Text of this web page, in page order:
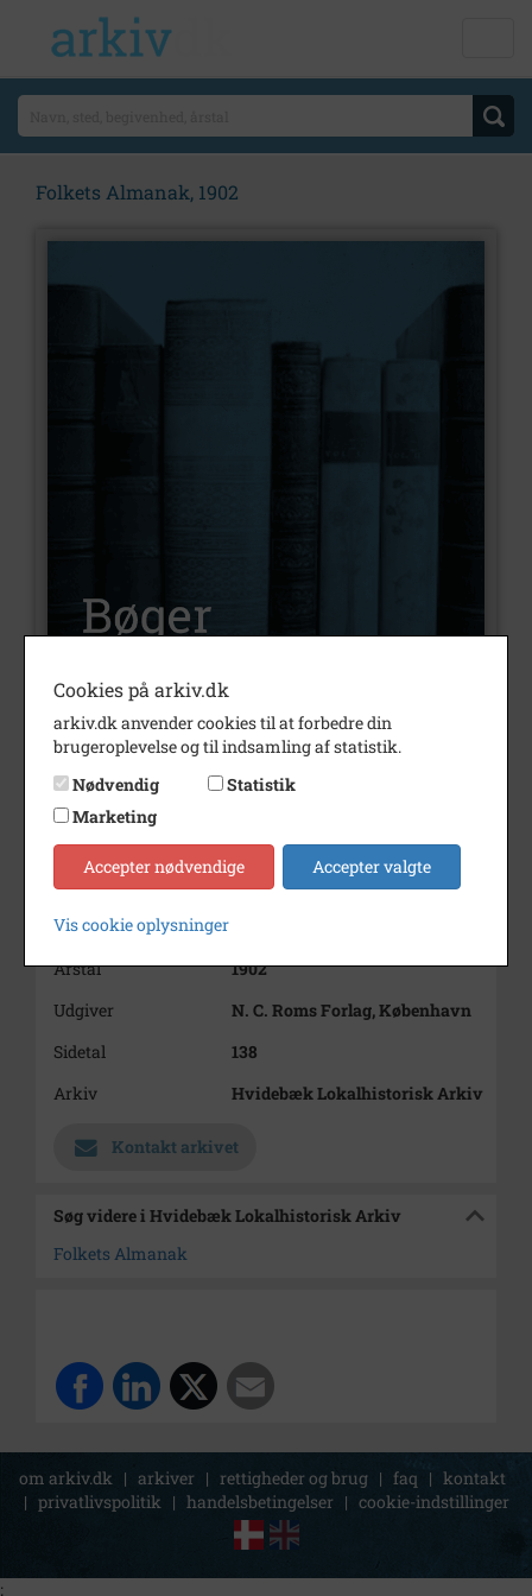
Folkets Almanak, 1902
Nummer
H121
Type
Bøger
Illustrationer
Forfatter(e)
C. J. Bedhjule
Årstal
1902
Udgiver
N. C. Roms Forlag, København
Sidetal
138
Arkiv
Hvidebæk Lokalhistorisk Arkiv
Kontakt arkivet
Søg videre i Hvidebæk Lokalhistorisk Arkiv
Folkets Almanak
om arkiv.dk | arkiver | rettigheder og brug | faq | kontakt
| privatlivspolitik | handelsbetingelser | cookie-indstillinger
Cookies på arkiv.dk
arkiv.dk anvender cookies til at forbedre din
brugeroplevelse og til indsamling af statistik.
Nødvendig
Statistik
Marketing
Accepter nødvendige Accepter valgte
Vis cookie oplysninger
;